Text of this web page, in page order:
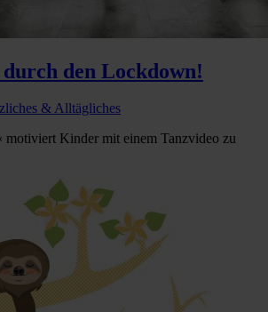
den Lockdown!
& Alltägliches
motiviert Kinder mit einem Tanzvideo zu